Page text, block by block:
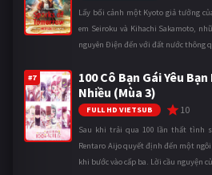
Lấy bối cảnh một Kyoto giả tưởng
em Seiroku và Kihachi Sakamoto,
nguyên Điện đến với đất nước thông
#7
100 Cô Bạn Gái Yêu
Nhiều (Mùa 3)
FULL HD VIETSUB 10
Sau khi trải qua 100 lần thất tình
Rentaro Aijo quyết định đến một
khi bước vào cấp ba. Lời cầu nguyện